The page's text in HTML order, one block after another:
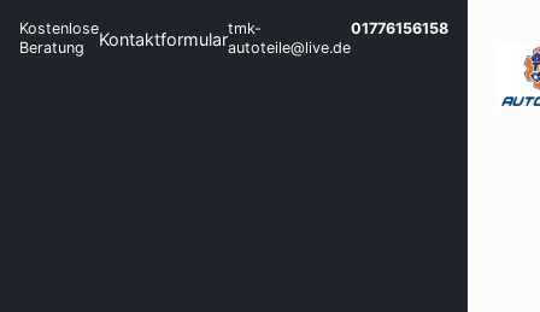
Kostenlose
Beratung
Kontaktformulartmk-
autoteile@live.de
01776156158